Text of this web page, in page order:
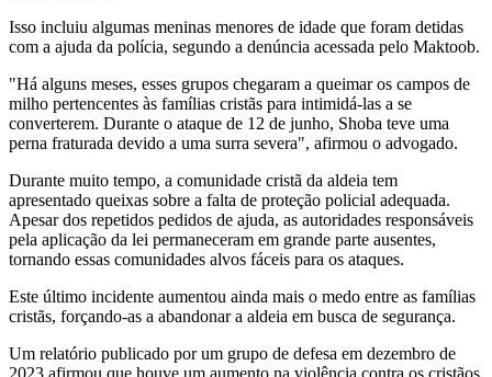
Isso incluiu algumas meninas menores de idade que foram detidas
com a ajuda da polícia, segundo a denúncia acessada pelo Maktoob.
"Há alguns meses, esses grupos chegaram a queimar os campos de
milho pertencentes às famílias cristãs para intimidá-las a se
converterem. Durante o ataque de 12 de junho, Shoba teve uma
perna fraturada devido a uma surra severa", afirmou o advogado.
Durante muito tempo, a comunidade cristã da aldeia tem
apresentado queixas sobre a falta de proteção policial adequada.
Apesar dos repetidos pedidos de ajuda, as autoridades responsáveis
pela aplicação da lei permaneceram em grande parte ausentes,
tornando essas comunidades alvos fáceis para os ataques.
Este último incidente aumentou ainda mais o medo entre as famílias
cristãs, forçando-as a abandonar a aldeia em busca de segurança.
Um relatório publicado por um grupo de defesa em dezembro de
2023 afirmou que houve um aumento na violência contra os cristãos